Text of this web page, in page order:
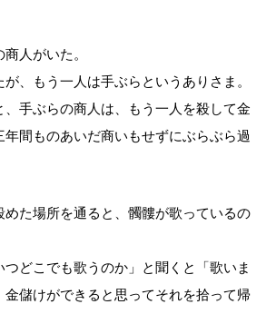
人がいた。
、もう一人は手ぶらというありさま。
、手ぶらの商人は、もう一人を殺して金
年間ものあいだ商いもせずにぶらぶら過
めた場所を通ると、髑髏が歌っているの
つどこでも歌うのか」と聞くと「歌いま
金儲けができると思ってそれを拾って帰